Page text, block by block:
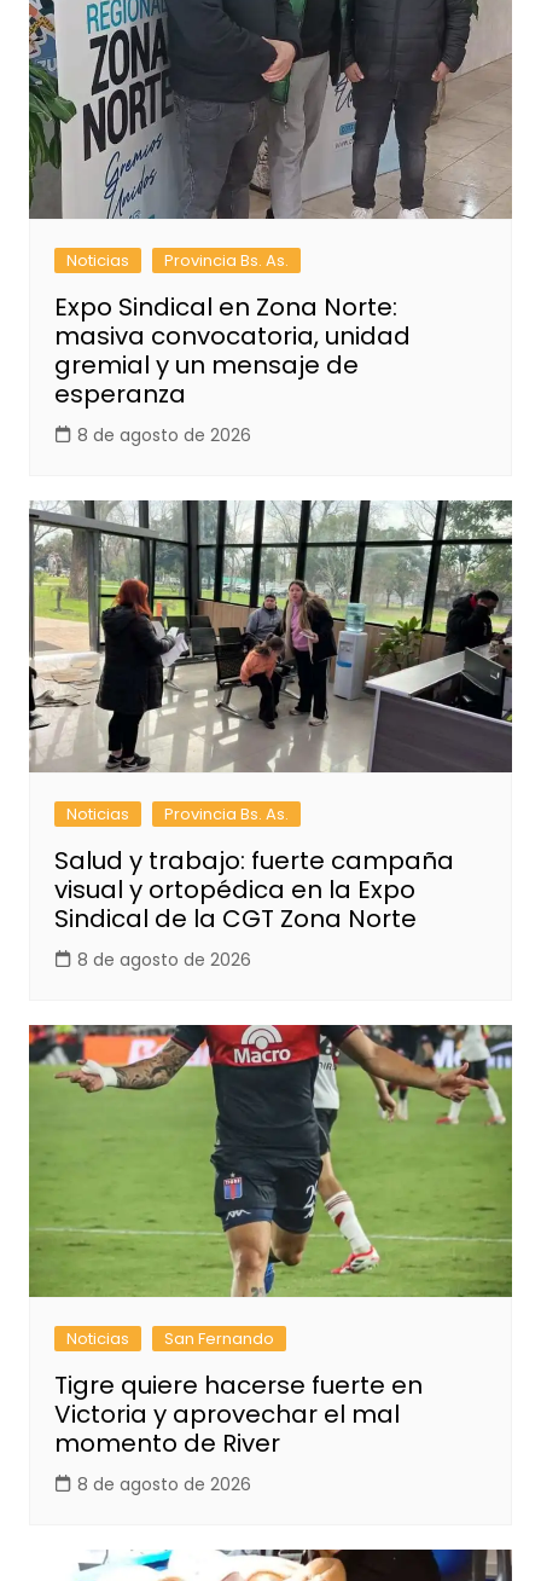
Noticias Provincia Bs. As.
Expo Sindical en Zona Norte:
masiva convocatoria, unidad
gremial y un mensaje de
esperanza
8 de agosto de 2026
Noticias Provincia Bs. As.
Salud y trabajo: fuerte campaña
visual y ortopédica en la Expo
Sindical de la CGT Zona Norte
8 de agosto de 2026
Noticias San Fernando
Tigre quiere hacerse fuerte en
Victoria y aprovechar el mal
momento de River
8 de agosto de 2026